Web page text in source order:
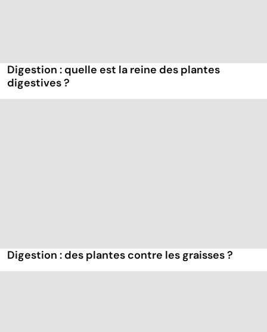
Digestion : quelle est la reine des plantes
digestives ?
Digestion : des plantes contre les graisses ?